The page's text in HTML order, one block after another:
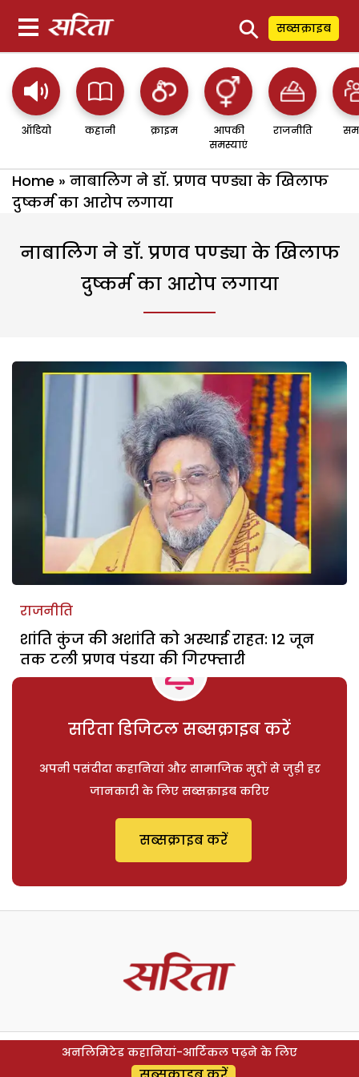
⚲ सब्सक्राइब
ऑडियो कहानी क्राइम
आपकी
समस्याएं
राजनीति
Home » नाबालिग ने डॉ. प्रणव पण्ड्या के खिलाफ
दुष्कर्म का आरोप लगाया
नाबालिग ने डॉ. प्रणव पण्ड्या के खिलाफ
दुष्कर्म का आरोप लगाया
राजनीति
शांति कुंज की अशांति को अस्थाई राहत: 12 जून
तक टली प्रणव पंडया की गिरफ्तारी
सरिता डिजिटल सब्सक्राइब करें
अपनी पसंदीदा कहानियां और सामाजिक मुद्दों से जुड़ी हर
जानकारी के लिए सब्सक्राइब करिए
सब्सक्राइब करें
अनलिमिटेड कहानियां-आर्टिकल पढ़ने के लिए